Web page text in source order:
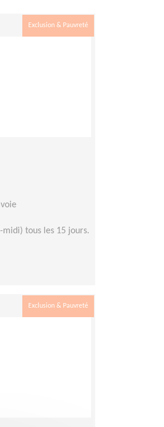
Exclusion & Pauvreté
tous les 15 jours.
Exclusion & Pauvreté